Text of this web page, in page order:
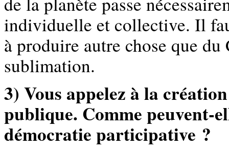
individuelle et collective. Il
à produire autre chose que
sublimation.
3) Vous appelez à la
publique. Comme peuvent-
démocratie participative ?